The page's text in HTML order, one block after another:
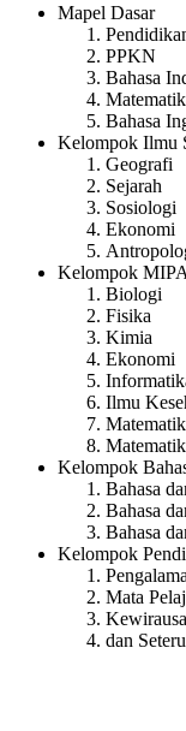
Mapel Dasar
PPKN
Bahasa
Bahasa
Kelompok Ilmu
Geografi
Sejarah
Sosiologi
Ekonomi
Kelompok MIPA
Biologi
Fisika
Kimia
Ekonomi
Ilmu
Kelompok
Bahasa
Bahasa
Bahasa
Kelompok
Mata
dan